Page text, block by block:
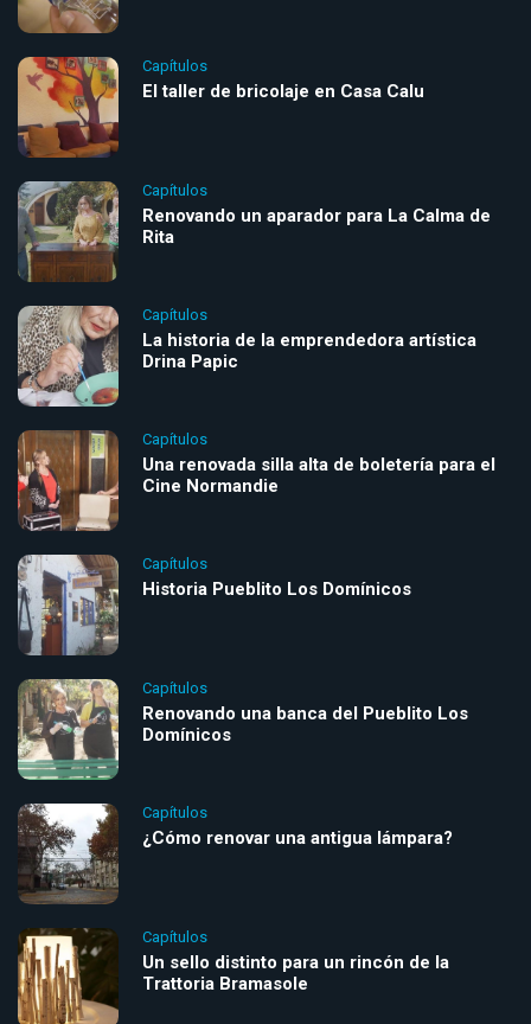
Capítulos
El taller de bricolaje en Casa Calu
Capítulos
Renovando un aparador para La Calma de
Rita
Capítulos
La historia de la emprendedora artística
Drina Papic
Capítulos
Una renovada silla alta de boletería para el
Cine Normandie
Capítulos
Historia Pueblito Los Domínicos
Capítulos
Renovando una banca del Pueblito Los
Domínicos
Capítulos
¿Cómo renovar una antigua lámpara?
Capítulos
Un sello distinto para un rincón de la
Trattoria Bramasole